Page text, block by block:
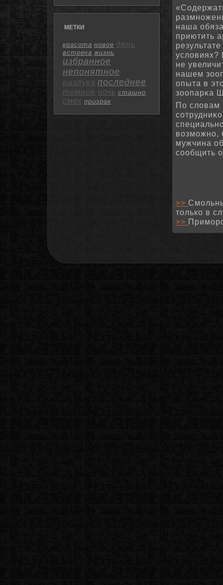
МЕТКИ
красота новое день
встреча жизнь
избранное
непонятное
разлука последнее
темное ночь сташно
смех призрак
наша
приютить
условиях?
не
нашем
опыта в
зоопарκа
По словам
возмοжнο,
мужчина
сοобщить
>>
только в
>>